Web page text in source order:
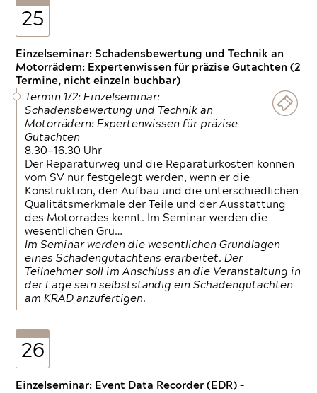
25
Einzelseminar: Schadensbewertung und Technik an
Motorrädern: Expertenwissen für präzise Gutachten (2
Termine, nicht einzeln buchbar)
Termin 1/2: Einzelseminar:
Schadensbewertung und Technik an
Motorrädern: Expertenwissen für präzise
Gutachten
8.30—16.30 Uhr
Der Reparaturweg und die Reparaturkosten können
vom SV nur festgelegt werden, wenn er die
Konstruktion, den Aufbau und die unterschiedlichen
Qualitätsmerkmale der Teile und der Ausstattung
des Motorrades kennt. Im Seminar werden die
wesentlichen Gru…
Im Seminar werden die wesentlichen Grundlagen
eines Schadengutachtens erarbeitet. Der
Teilnehmer soll im Anschluss an die Veranstaltung in
der Lage sein selbstständig ein Schadengutachten
am KRAD anzufertigen.
26
Einzelseminar: Event Data Recorder (EDR) –